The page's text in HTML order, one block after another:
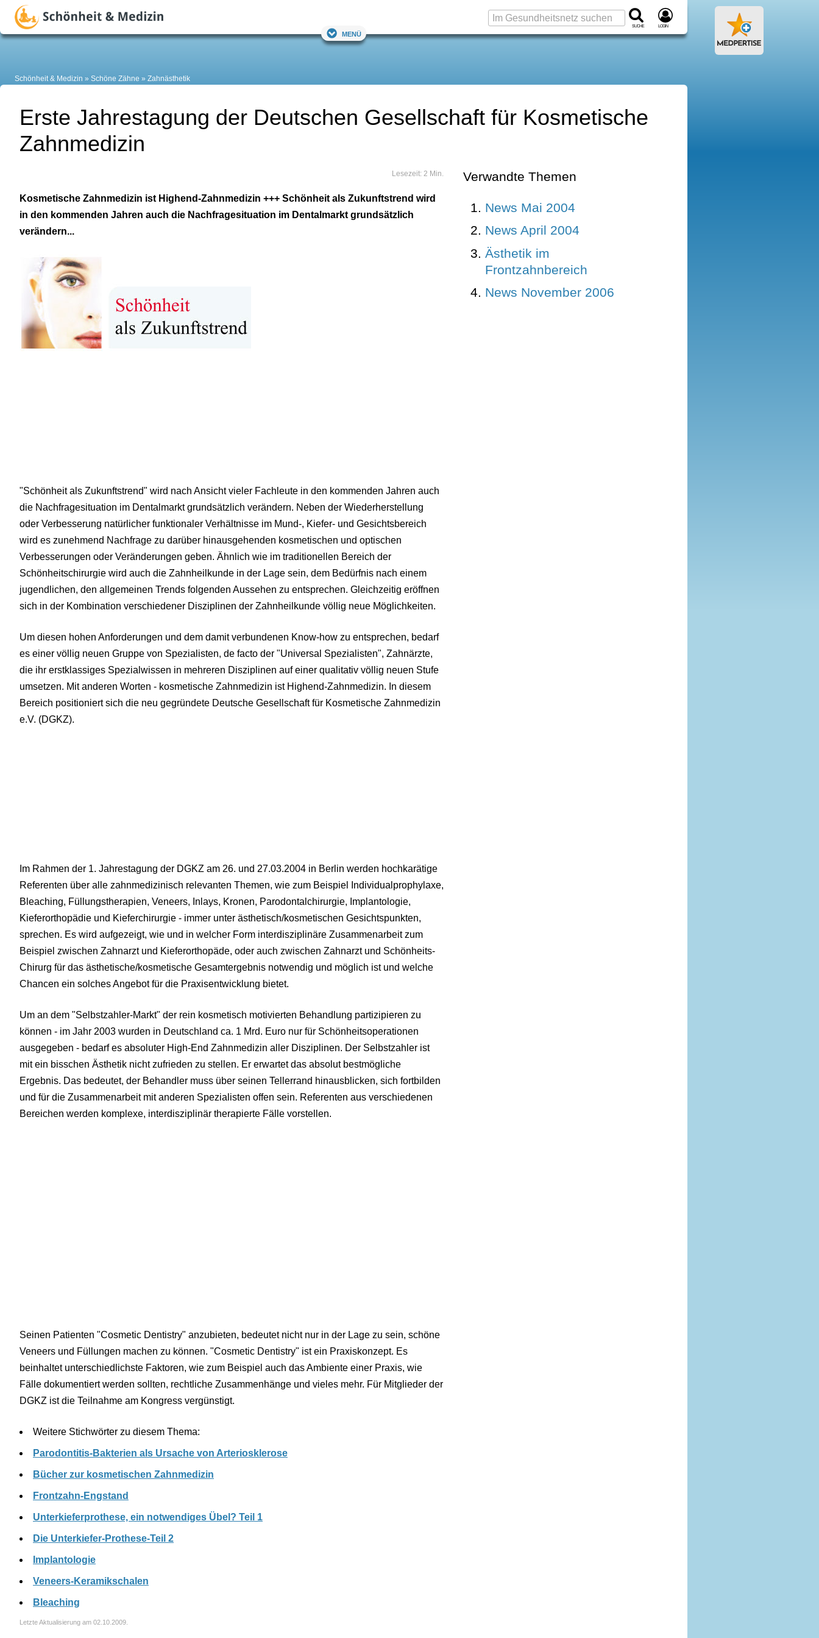
Suche Login
Menü
Schönheit & Medizin Schöne Zähne Zahnästhetik
Erste Jahrestagung der Deutschen Gesellschaft für Kosmetische
Zahnmedizin
Lesezeit: 2 Min.
Kosmetische Zahnmedizin ist Highend-Zahnmedizin +++ Schönheit als Zukunftstrend wird
in den kommenden Jahren auch die Nachfragesituation im Dentalmarkt grundsätzlich
verändern...
"Schönheit als Zukunftstrend" wird nach Ansicht vieler Fachleute in den kommenden Jahren auch
die Nachfragesituation im Dentalmarkt grundsätzlich verändern. Neben der Wiederherstellung
oder Verbesserung natürlicher funktionaler Verhältnisse im Mund-, Kiefer- und Gesichtsbereich
wird es zunehmend Nachfrage zu darüber hinausgehenden kosmetischen und optischen
Verbesserungen oder Veränderungen geben. Ähnlich wie im traditionellen Bereich der
Schönheitschirurgie wird auch die Zahnheilkunde in der Lage sein, dem Bedürfnis nach einem
jugendlichen, den allgemeinen Trends folgenden Aussehen zu entsprechen. Gleichzeitig eröffnen
sich in der Kombination verschiedener Disziplinen der Zahnheilkunde völlig neue Möglichkeiten.
Um diesen hohen Anforderungen und dem damit verbundenen Know-how zu entsprechen, bedarf
es einer völlig neuen Gruppe von Spezialisten, de facto der "Universal Spezialisten", Zahnärzte,
die ihr erstklassiges Spezialwissen in mehreren Disziplinen auf einer qualitativ völlig neuen Stufe
umsetzen. Mit anderen Worten - kosmetische Zahnmedizin ist Highend-Zahnmedizin. In diesem
Bereich positioniert sich die neu gegründete Deutsche Gesellschaft für Kosmetische Zahnmedizin
e.V. (DGKZ).
Im Rahmen der 1. Jahrestagung der DGKZ am 26. und 27.03.2004 in Berlin werden hochkarätige
Referenten über alle zahnmedizinisch relevanten Themen, wie zum Beispiel Individualprophylaxe,
Bleaching, Füllungstherapien, Veneers, Inlays, Kronen, Parodontalchirurgie, Implantologie,
Kieferorthopädie und Kieferchirurgie - immer unter ästhetisch/kosmetischen Gesichtspunkten,
sprechen. Es wird aufgezeigt, wie und in welcher Form interdisziplinäre Zusammenarbeit zum
Beispiel zwischen Zahnarzt und Kieferorthopäde, oder auch zwischen Zahnarzt und Schönheits-
Chirurg für das ästhetische/kosmetische Gesamtergebnis notwendig und möglich ist und welche
Chancen ein solches Angebot für die Praxisentwicklung bietet.
Um an dem "Selbstzahler-Markt" der rein kosmetisch motivierten Behandlung partizipieren zu
können - im Jahr 2003 wurden in Deutschland ca. 1 Mrd. Euro nur für Schönheitsoperationen
ausgegeben - bedarf es absoluter High-End Zahnmedizin aller Disziplinen. Der Selbstzahler ist
mit ein bisschen Ästhetik nicht zufrieden zu stellen. Er erwartet das absolut bestmögliche
Ergebnis. Das bedeutet, der Behandler muss über seinen Tellerrand hinausblicken, sich fortbilden
und für die Zusammenarbeit mit anderen Spezialisten offen sein. Referenten aus verschiedenen
Bereichen werden komplexe, interdisziplinär therapierte Fälle vorstellen.
Seinen Patienten "Cosmetic Dentistry" anzubieten, bedeutet nicht nur in der Lage zu sein, schöne
Veneers und Füllungen machen zu können. "Cosmetic Dentistry" ist ein Praxiskonzept. Es
beinhaltet unterschiedlichste Faktoren, wie zum Beispiel auch das Ambiente einer Praxis, wie
Fälle dokumentiert werden sollten, rechtliche Zusammenhänge und vieles mehr. Für Mitglieder der
DGKZ ist die Teilnahme am Kongress vergünstigt.
Weitere Stichwörter zu diesem Thema:
Parodontitis-Bakterien als Ursache von Arteriosklerose
Bücher zur kosmetischen Zahnmedizin
Frontzahn-Engstand
Unterkieferprothese, ein notwendiges Übel? Teil 1
Die Unterkiefer-Prothese-Teil 2
Implantologie
Veneers-Keramikschalen
Bleaching
Letzte Aktualisierung am 02.10.2009.
Verwandte Themen
News Mai 2004
News April 2004
Ästhetik im
Frontzahnbereich
News November 2006